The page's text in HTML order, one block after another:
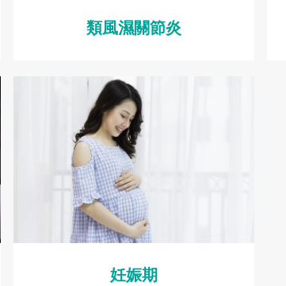
類風濕關節炎
妊娠期